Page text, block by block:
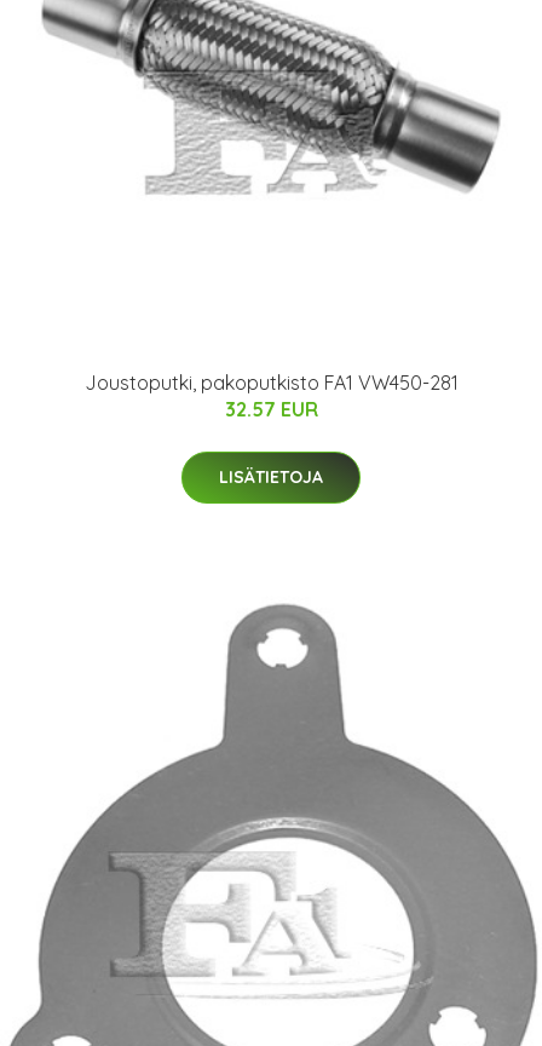
Joustoputki, pakoputkisto FA1 VW450-281
32.57 EUR
LISÄTIETOJA